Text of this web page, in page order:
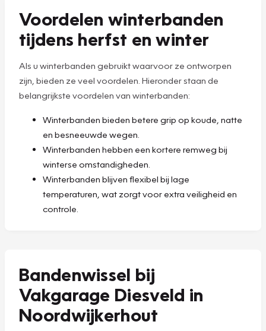
Voordelen winterbanden
tijdens herfst en winter
Als u winterbanden gebruikt waarvoor ze ontworpen
zijn, bieden ze veel voordelen. Hieronder staan de
belangrijkste voordelen van winterbanden:
Winterbanden bieden betere grip op koude, natte
en besneeuwde wegen.
Winterbanden hebben een kortere remweg bij
winterse omstandigheden.
Winterbanden blijven flexibel bij lage
temperaturen, wat zorgt voor extra veiligheid en
controle.
Bandenwissel bij
Vakgarage Diesveld in
Noordwijkerhout